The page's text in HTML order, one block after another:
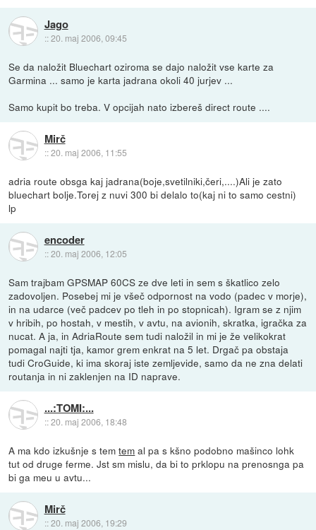
Jago
::20. maj 2006, 09:45
Se da naložit Bluechart oziroma se dajo naložit vse karte za
Garmina ... samo je karta jadrana okoli 40 jurjev ...
Samo kupit bo treba. V opcijah nato izbereš direct route ....
Mirč
::20. maj 2006, 11:55
adria route obsga kaj jadrana(boje,svetilniki,čeri,....)Ali je zato
bluechart bolje.Torej z nuvi 300 bi delalo to(kaj ni to samo cestni)
lp
encoder
::20. maj 2006, 12:05
Sam trajbam GPSMAP 60CS ze dve leti in sem s škatlico zelo
zadovoljen. Posebej mi je všeč odpornost na vodo (padec v morje),
in na udarce (več padcev po tleh in po stopnicah). Igram se z njim
v hribih, po hostah, v mestih, v avtu, na avionih, skratka, igračka za
nucat. A ja, in AdriaRoute sem tudi naložil in mi je že velikokrat
pomagal najti tja, kamor grem enkrat na 5 let. Drgač pa obstaja
tudi CroGuide, ki ima skoraj iste zemljevide, samo da ne zna delati
routanja in ni zaklenjen na ID naprave.
...:TOMI:...
::20. maj 2006, 18:48
A ma kdo izkušnje s temtem al pa s kšno podobno mašinco lohk
tut od druge ferme. Jst sm mislu, da bi to prklopu na prenosnga pa
bi ga meu u avtu...
Mirč
::20. maj 2006, 19:29